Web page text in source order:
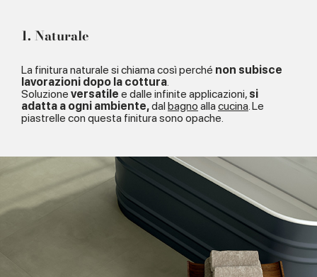
1. Naturale
La finitura naturale si chiama così perché non subisce
lavorazioni dopo la cottura
Soluzione versatile e dalle infinite applicazioni, si
adatta a ogni ambiente,dal bagno alla cucina . Le
piastrelle con questa finitura sono opache.